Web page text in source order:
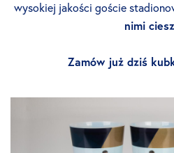
wysokiej jakości goście
nimi
Zamów już dziś